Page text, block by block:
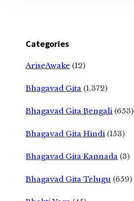
Categories
AriseAwake (12)
Bhagavad Gita (1,372)
Bhagavad Gita Bengali (653)
Bhagavad Gita Hindi (153)
Bhagavad Gita Kannada (3)
Bhagavad Gita Telugu (659)